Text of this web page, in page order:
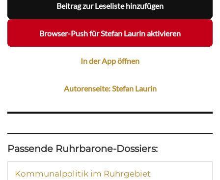
Beitrag zur Leseliste hinzufügen
Browser-Push für Stefan Laurin aktivieren
In der App öffnen
Autorenseite: Stefan Laurin
Passende Ruhrbarone-Dossiers:
Kommunalpolitik im Ruhrgebiet